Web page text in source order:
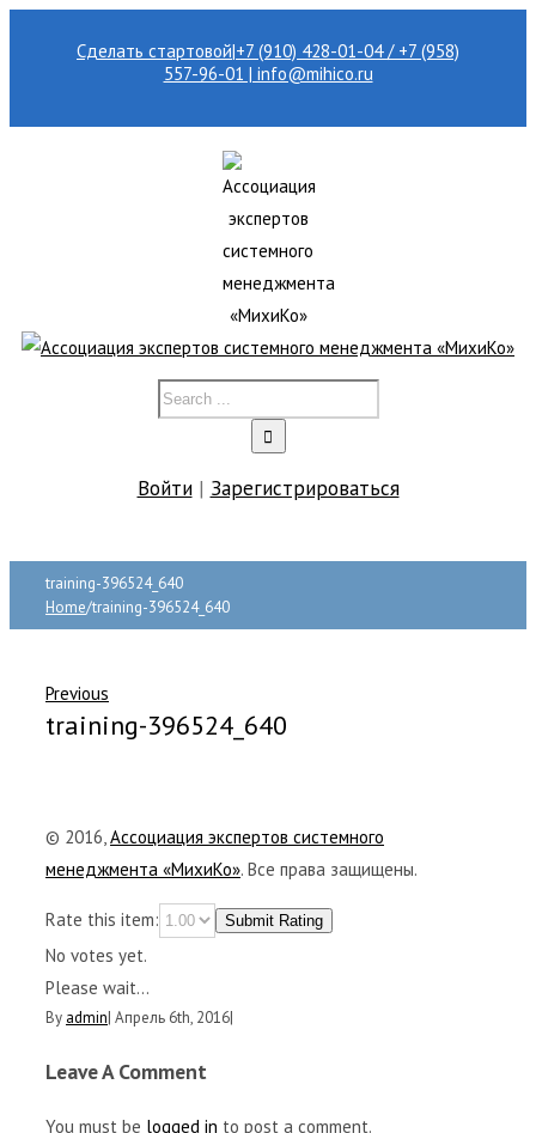
Сделать стартовой|+7 (910) 428-01-04 / +7 (958)
557-96-01 | info@mihico.ru
Войти| Зарегистрироваться
training-396524_640
Home/training-396524_640
Previous
training-396524_640
© 2016,Ассоциация экспертов системного
менеджмента «МихиКо». Все права защищены.
Rate this item: Submit Rating
No votes yet.
Please wait...
By admin| Апрель 6th, 2016|
Leave A Comment
You must be logged in to post a comment.